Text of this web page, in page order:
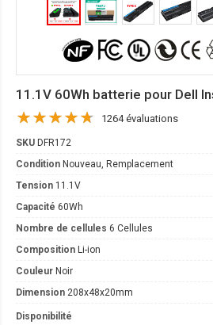
11.1V 60Wh batterie pour Dell
1264 évaluations
SKU DFR172
Condition Nouveau, Remplacement
Tension 11.1V
Capacité 60Wh
Nombre de cellules 6 Cellules
Composition Li-ion
Couleur Noir
Dimension 208x48x20mm
Disponibilité